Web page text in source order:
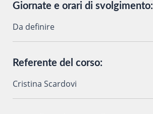
Giornate e orari di svolgimento:
Da definire
Referente del corso:
Cristina Scardovi